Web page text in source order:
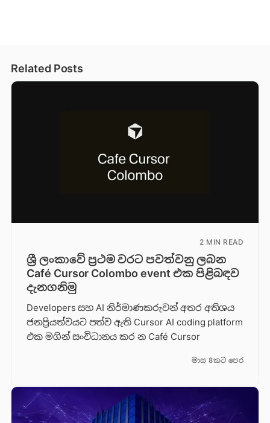
Related Posts
2 MIN READ
ශ්‍රී ලංකාවේ ප්‍රථම වරට පවත්වනු ලබන
Café Cursor Colombo event එක පිළිබඳව
දැනගනිමු
Developers සහ AI නිර්මාණකරුවන් අතර අතිශය
ජනප්‍රියත්වයට පත්ව ඇති Cursor AI coding platform
එක මගින් සංවිධානය කර න Café Cursor
මාස 8කට පෙර